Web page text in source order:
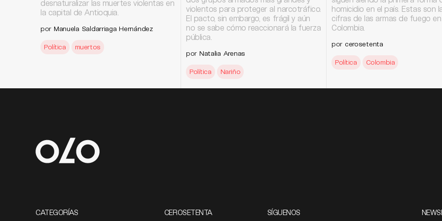
desnaturalizar las muertes violentas en
la capital de Antioquia.
por Manuela Saldarriaga Hernández
Política muertos
violentos para proteger al narcotráfico.
El pacto, sin embargo, es frágil y aún
no se sabe cómo reaccionará la fuerza
pública.
por Natalia Arenas
Política Nariño
homicidio en el país. Estas son
cifras de las armas de fuego en
Colombia.
por cerosetenta
Política Colombia
CATEGORÍAS CEROSETENTA SÍGUENOS